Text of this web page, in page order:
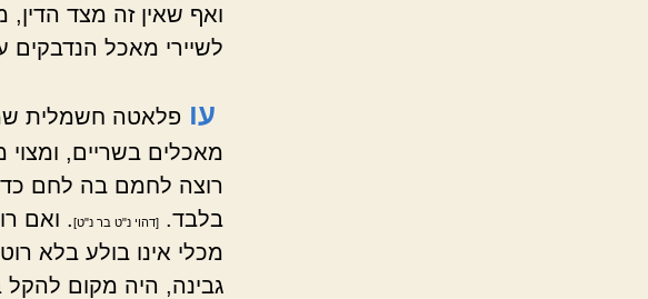
ואף שאין זה מצד
לשיירי מאכל הנדבקים
עו פלאטה חשמלית
מאכלים בשריים,
רוצה לחמם בה לחם כדי
בלבד. [דהוי נ"ט בר נ"ט]. ואם
מכלי אינו בולע בלא
גבינה, היה מקום